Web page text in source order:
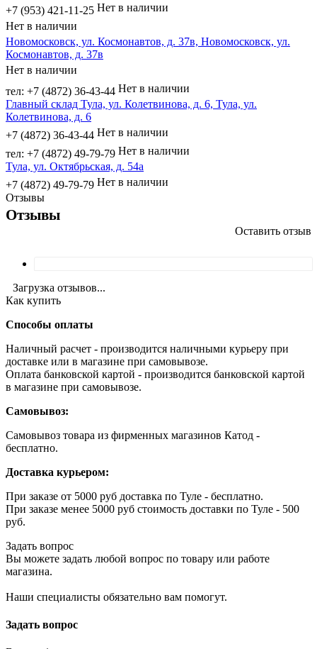
+7 (953) 421-11-25 Нет в наличии
Нет в наличии
Новомосковск, ул. Космонавтов, д. 37в, Новомосковск, ул.
Космонавтов, д. 37в
Нет в наличии
тел: +7 (4872) 36-43-44 Нет в наличии
Главный склад Тула, ул. Колетвинова, д. 6, Тула, ул.
Колетвинова, д. 6
+7 (4872) 36-43-44 Нет в наличии
тел: +7 (4872) 49-79-79 Нет в наличии
Тула, ул. Октябрьская, д. 54а
+7 (4872) 49-79-79 Нет в наличии
Отзывы
Отзывы
Оставить отзыв
Загрузка отзывов...
Как купить
Способы оплаты
Наличный расчет - производится наличными курьеру при
доставке или в магазине при самовывозе.
Оплата банковской картой - производится банковской картой
в магазине при самовывозе.
Самовывоз:
Самовывоз товара из фирменных магазинов Катод -
бесплатно.
Доставка курьером:
При заказе от 5000 руб доставка по Туле - бесплатно.
При заказе менее 5000 руб стоимость доставки по Туле - 500
руб.
Задать вопрос
Вы можете задать любой вопрос по товару или работе
магазина.
Наши специалисты обязательно вам помогут.
Задать вопрос